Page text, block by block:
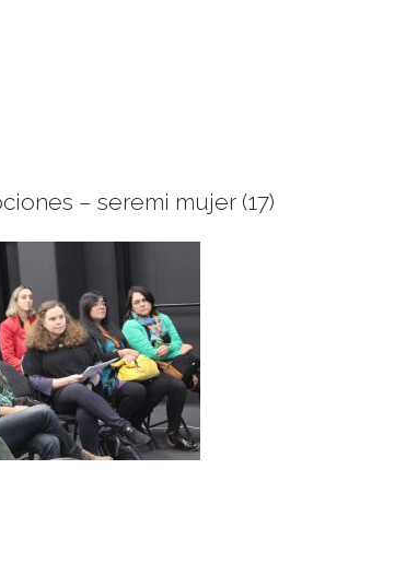
– seremi mujer (17)